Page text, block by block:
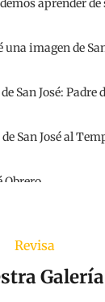
aprender de
una imagen de
San José: Padre
San José al
Obrero
San José, patrono
Revisa
Galería